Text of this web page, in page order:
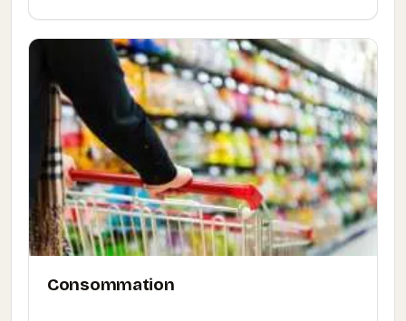
Consommation